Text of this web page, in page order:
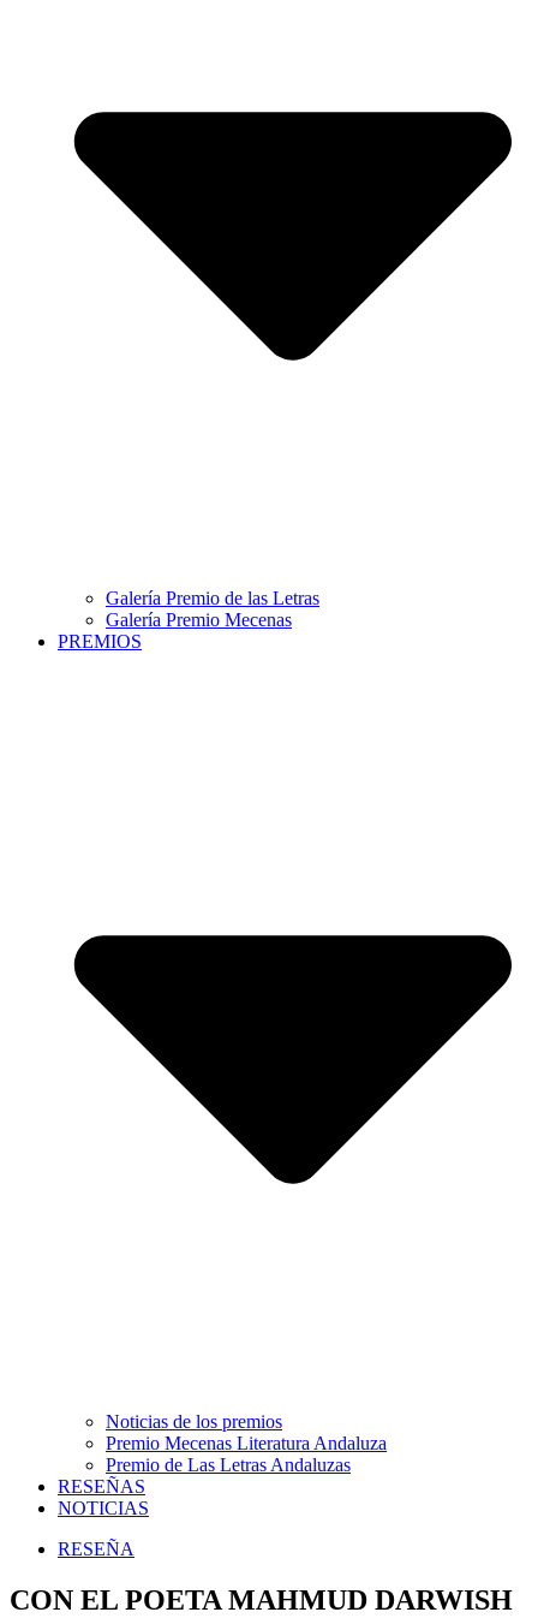
Galería Premio de las Letras
Galería Premio Mecenas
PREMIOS
Noticias de los premios
Premio Mecenas Literatura Andaluza
Premio de Las Letras Andaluzas
RESEÑAS
NOTICIAS
RESEÑA
CON EL POETA MAHMUD DARWISH